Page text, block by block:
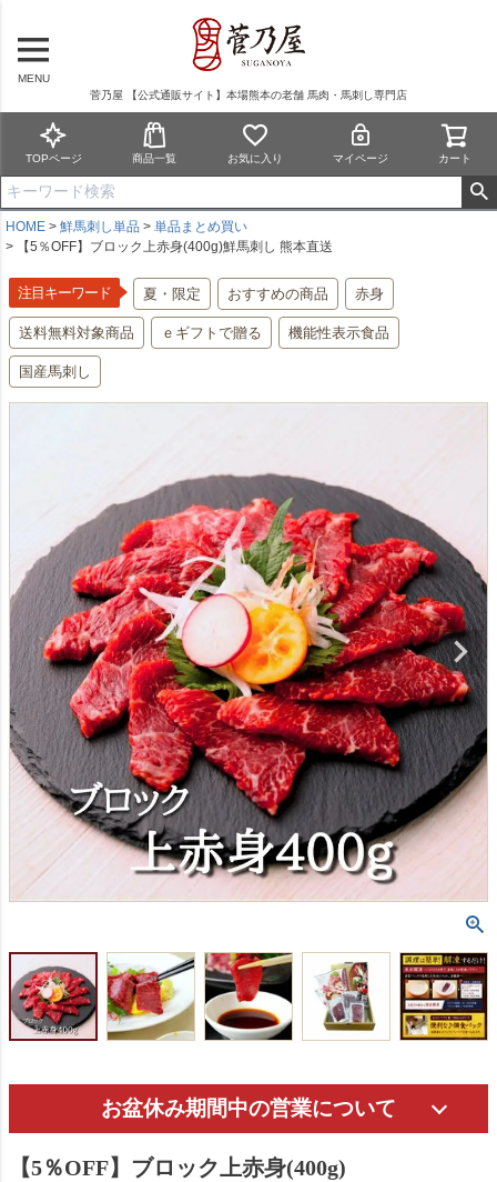
MENU
菅乃屋 【公式通販サイト】本場熊本の老舗 馬肉・馬刺し専門店
TOPページ 商品一覧 お気に入り マイページ カート
HOME 鮮馬刺し単品
単品まとめ買い
【5％OFF】ブロック上赤身(400g)鮮馬刺し 熊本直送
注目キーワード 夏・限定 おすすめの商品 赤身
送料無料対象商品 ｅギフトで贈る 機能性表示食品
国産馬刺し
お盆休み期間中の営業について
【5％OFF】ブロック上赤身(400g)